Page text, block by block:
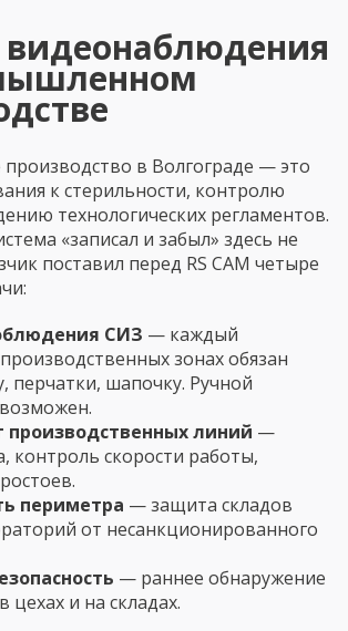
производство в Волгограде — это
к стерильности, контролю
технологических регламентов.
«записал и забыл» здесь не
поставил перед RS CAM четыре
СИЗ — каждый
зонах обязан
перчатки, шапочку. Ручной
производственных линий —
контроль скорости работы,
периметра — защита складов
от несанкционированного
— раннее обнаружение
цехах и на складах.